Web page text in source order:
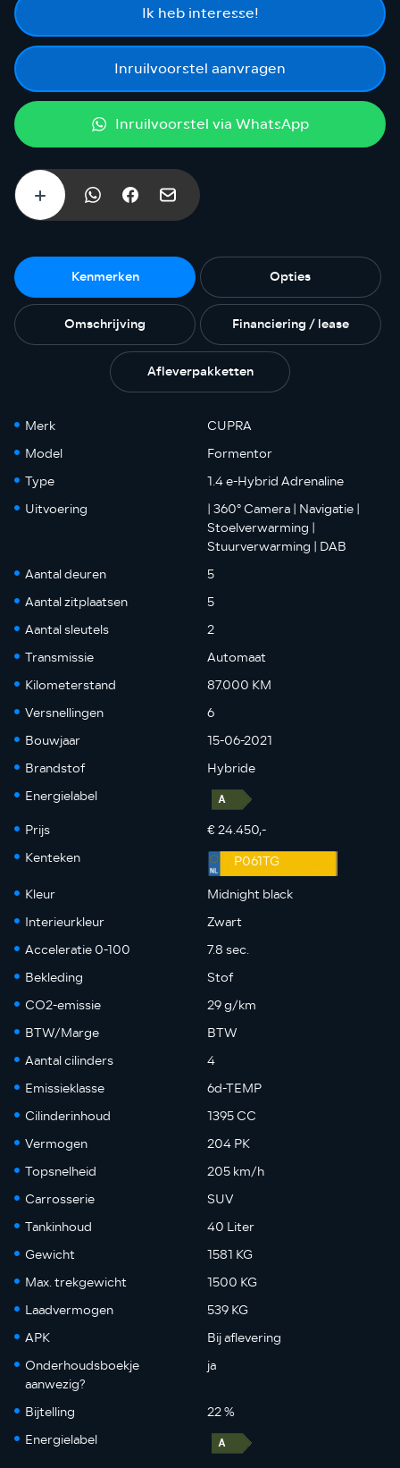
Ik heb interesse!
Inruilvoorstel aanvragen
Inruilvoorstel via WhatsApp
Kenmerken Opties
Omschrijving Financiering / lease
Afleverpakketten
Merk
CUPRA
Model
Formentor
Type
1.4 e-Hybrid Adrenaline
Uitvoering
| 360° Camera | Navigatie |
Stoelverwarming |
Stuurverwarming | DAB
Aantal deuren
5
Aantal zitplaatsen
5
Aantal sleutels
2
Transmissie
Automaat
Kilometerstand
87.000 KM
Versnellingen
6
Bouwjaar
15-06-2021
Brandstof
Hybride
Energielabel
Prijs
€ 24.450,-
Kenteken
P061TG
Kleur
Midnight black
Interieurkleur
Zwart
Acceleratie 0-100
7.8 sec.
Bekleding
Stof
CO2-emissie
29 g/km
BTW/Marge
BTW
Aantal cilinders
4
Emissieklasse
6d-TEMP
Cilinderinhoud
1395 CC
Vermogen
204 PK
Topsnelheid
205 km/h
Carrosserie
SUV
Tankinhoud
40 Liter
Gewicht
1581 KG
Max. trekgewicht
1500 KG
Laadvermogen
539 KG
APK
Bij aflevering
Onderhoudsboekje
aanwezig?
ja
Bijtelling
22 %
Energielabel